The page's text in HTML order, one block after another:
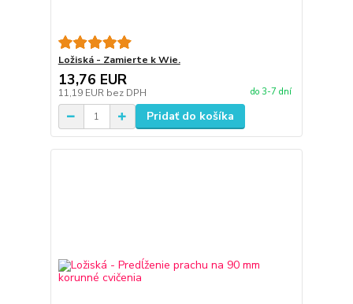
Ložiská - Zamierte k Wie.
13,76 EUR
11,19 EUR bez DPH do 3-7 dní
Pridať do košíka